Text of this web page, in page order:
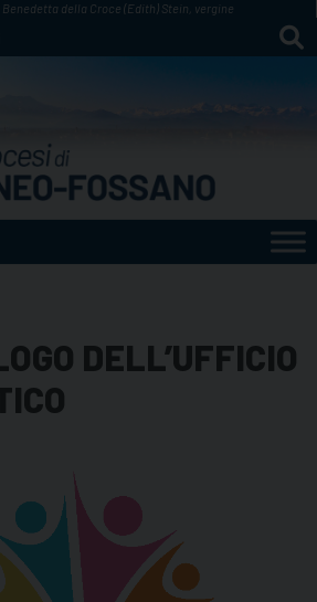
Benedetta della Croce (Edith) Stein, vergine
DELL’UFFICIO